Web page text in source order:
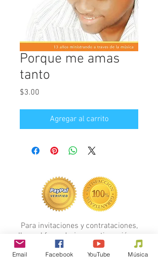
Porque me amas
tanto
$3.00
Agregar al carrito
Para invitaciones y contrataciones,
llene el formulario a continuación...
FORMULARIO
Email Facebook YouTube Música